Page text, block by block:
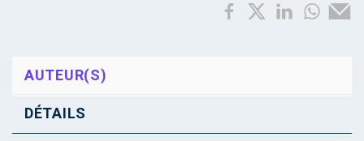
AUTEUR(S)
DÉTAILS